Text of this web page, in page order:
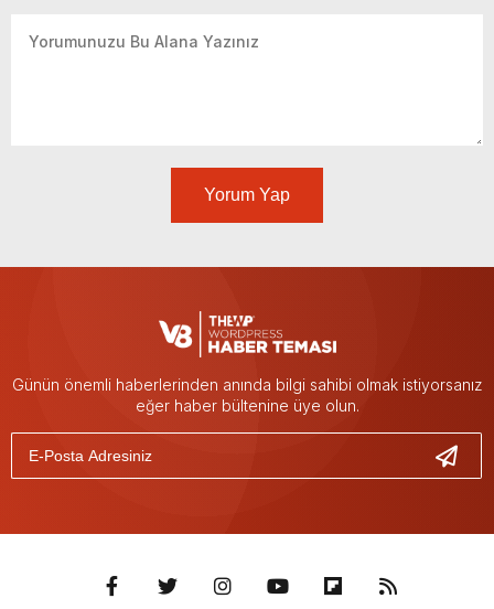
Yorum Yap
Günün önemli haberlerinden anında bilgi sahibi olmak istiyorsanız
eğer haber bültenine üye olun.